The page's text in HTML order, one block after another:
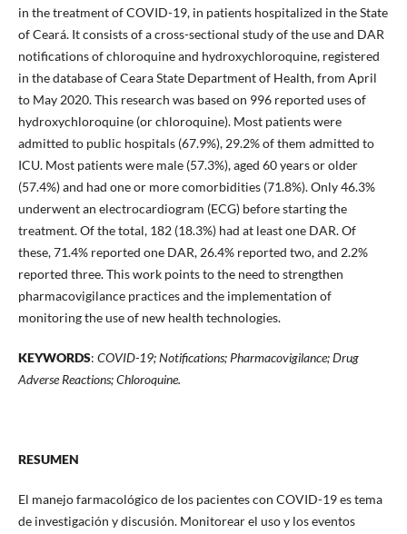
in the treatment of COVID-19, in patients hospitalized in the State
of Ceará. It consists of a cross-sectional study of the use and DAR
notifications of chloroquine and hydroxychloroquine, registered
in the database of Ceara State Department of Health, from April
to May 2020. This research was based on 996 reported uses of
hydroxychloroquine (or chloroquine). Most patients were
admitted to public hospitals (67.9%), 29.2% of them admitted to
ICU. Most patients were male (57.3%), aged 60 years or older
(57.4%) and had one or more comorbidities (71.8%). Only 46.3%
underwent an electrocardiogram (ECG) before starting the
treatment. Of the total, 182 (18.3%) had at least one DAR. Of
these, 71.4% reported one DAR, 26.4% reported two, and 2.2%
reported three. This work points to the need to strengthen
pharmacovigilance practices and the implementation of
monitoring the use of new health technologies.
KEYWORDS: COVID-19; Notifications; Pharmacovigilance; Drug
Adverse Reactions; Chloroquine.
RESUMEN
El manejo farmacológico de los pacientes con COVID-19 es tema
de investigación y discusión. Monitorear el uso y los eventos